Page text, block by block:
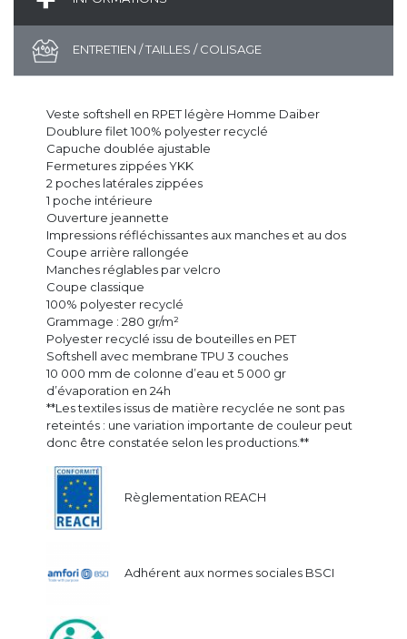
ENTRETIEN / TAILLES / COLISAGE
Veste softshell en RPET légère Homme Daiber
Doublure filet 100% polyester recyclé
Capuche doublée ajustable
Fermetures zippées YKK
2 poches latérales zippées
1 poche intérieure
Ouverture jeannette
Impressions réfléchissantes aux manches et au dos
Coupe arrière rallongée
Manches réglables par velcro
Coupe classique
100% polyester recyclé
Grammage : 280 gr/m²
Polyester recyclé issu de bouteilles en PET
Softshell avec membrane TPU 3 couches
10 000 mm de colonne d’eau et 5 000 gr
d’évaporation en 24h
**Les textiles issus de matière recyclée ne sont pas
reteintés : une variation importante de couleur peut
donc être constatée selon les productions.**
Règlementation REACH
Adhérent aux normes sociales BSCI